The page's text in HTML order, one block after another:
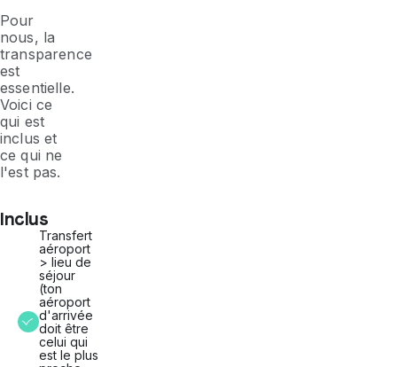
Pour
nous, la
transparence
est
essentielle.
Voici ce
qui est
inclus et
ce qui ne
l'est pas.
Inclus
Transfert
aéroport
> lieu de
séjour
(ton
aéroport
d'arrivée
doit être
celui qui
est le plus